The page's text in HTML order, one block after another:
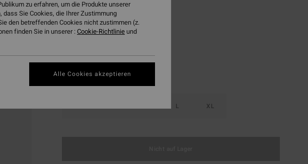
FarbeSpruce Green
L XL
zu erfahren, um die Produkte unserer
dass Sie Cookies, die Ihrer Zustimmung
den betreffenden Cookies nicht zustimmen (z.
finden Sie in unserer :Cookie-Richtlinie und
Alle Cookies akzeptieren